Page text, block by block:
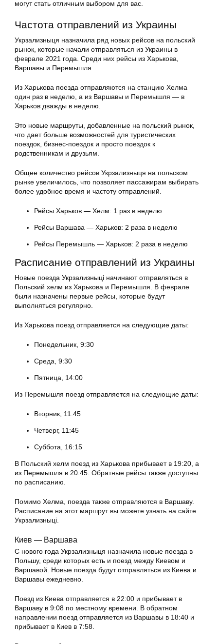
могут стать отличным выбором для вас.
Частота отправлений из Украины
Укрзализныця назначила ряд новых рейсов на польский
рынок, которые начали отправляться из Украины в
феврале 2021 года. Среди них рейсы из Харькова,
Варшавы и Перемышля.
Из Харькова поезда отправляются на станцию Хелма
один раз в неделю, а из Варшавы и Перемышля — в
Харьков дважды в неделю.
Это новые маршруты, добавленные на польский рынок,
что дает больше возможностей для туристических
поездок, бизнес-поездок и просто поездок к
родственникам и друзьям.
Общее количество рейсов Укрзализныця на польском
рынке увеличилось, что позволяет пассажирам выбирать
более удобное время и частоту отправлений.
Рейсы Харьков — Хелм: 1 раз в неделю
Рейсы Варшава — Харьков: 2 раза в неделю
Рейсы Перемышль — Харьков: 2 раза в неделю
Расписание отправлений из Украины
Новые поезда Укрзализныці начинают отправляться в
Польский хелм из Харькова и Перемышля. В феврале
были назначены первые рейсы, которые будут
выполняться регулярно.
Из Харькова поезд отправляется на следующие даты:
Понедельник, 9:30
Среда, 9:30
Пятница, 14:00
Из Перемышля поезд отправляется на следующие даты:
Вторник, 11:45
Четверг, 11:45
Суббота, 16:15
В Польский хелм поезд из Харькова прибывает в 19:20, а
из Перемышля в 20:45. Обратные рейсы также доступны
по расписанию.
Помимо Хелма, поезда также отправляются в Варшаву.
Расписание на этот маршрут вы можете узнать на сайте
Укрзализныці.
Киев — Варшава
С нового года Укрзализныця назначила новые поезда в
Польшу, среди которых есть и поезд между Киевом и
Варшавой. Новые поезда будут отправляться из Киева и
Варшавы ежедневно.
Поезд из Киева отправляется в 22:00 и прибывает в
Варшаву в 9:08 по местному времени. В обратном
направлении поезд отправляется из Варшавы в 18:40 и
прибывает в Киев в 7:58.